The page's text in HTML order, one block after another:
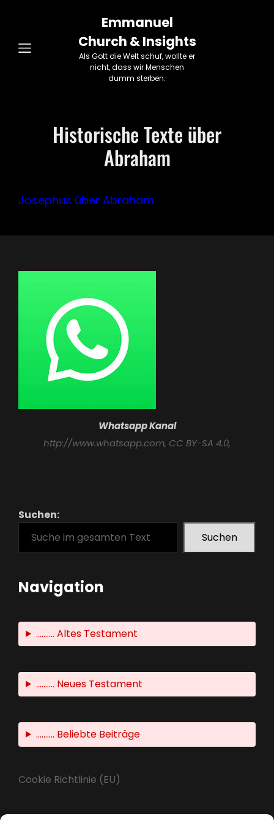
Emmanuel
Church & Insights
Als Gott die Welt schuf, wollte er
nicht, dass wir Menschen
dumm sterben.
Historische Texte über
Abraham
Josephus über Abraham
Whatsapp Kanal
http://www.whatsapp.com, CC BY-SA 4.0,
Suchen:
Suchen
Navigation
.......... Altes Testament
.......... Neues Testament
.......... Beliebte Beiträge
Cookie Richtlinie (EU)